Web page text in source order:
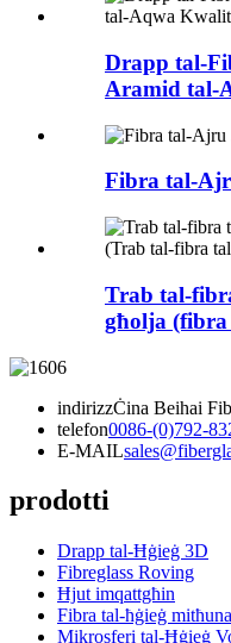
Drapp tal-
Aramid tal-
Fibra tal-
Trab tal-
għolja
indirizzĊina Beihai
telefon0086-(0)792-
E-MAIL
prodotti
Drapp tal-Ħġieġ 3D
Fibreglass Roving
Ħjut imqattgħin
Fibra tal-ħġieġ
Mikrosferi tal-Ħġieġ